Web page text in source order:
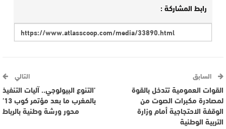
رابط المشاركة :
السابق
القوات العمومية تتدخل بالقوة
لمصادرة مكبرات الصوت من
الوقفة الاحتجاجية أمام وزارة
التربية الوطنية
التالي
’التنوع البيولوجي.. آليات التنفيذ
بالمغرب ما بعد مؤتمر كوب 13’
محور ورشة وطنية بالرباط